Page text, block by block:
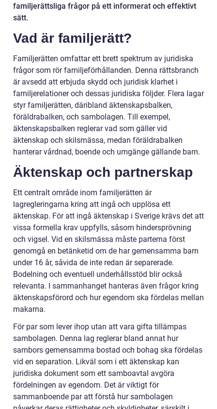
familjerättsliga frågor på ett informerat och effektivt
sätt.
Vad är familjerätt?
Familjerätten omfattar ett brett spektrum av juridiska
frågor som rör familjeförhållanden. Denna rättsbranch
är avsedd att erbjuda skydd och juridisk klarhet i
familjerelationer och dessas juridiska följder. Flera lagar
styr familjerätten, däribland äktenskapsbalken,
föräldrabalken, och sambolagen. Till exempel,
äktenskapsbalken reglerar vad som gäller vid
äktenskap och skilsmässa, medan föräldrabalken
hanterar vårdnad, boende och umgänge gällande barn.
Äktenskap och partnerskap
Ett centralt område inom familjerätten är
lagregleringarna kring att ingå och upplösa ett
äktenskap. För att ingå äktenskap i Sverige krävs det att
vissa formella krav uppfylls, såsom hindersprövning
och vigsel. Vid en skilsmässa måste parterna först
genomgå en betänketid om de har gemensamma barn
under 16 år, såvida de inte redan är separerade.
Bodelning och eventuell underhållsstöd blir också
relevanta. I sammanhanget hanteras även frågor kring
äktenskapsförord och hur egendom ska fördelas mellan
makarna.
För par som lever ihop utan att vara gifta tillämpas
sambolagen. Denna lag reglerar bland annat hur
sambors gemensamma bostad och bohag ska fördelas
vid en separation. Likväl som i ett äktenskap kan
juridiska dokument som ett samboavtal avgöra
fördelningen av egendom. Det är viktigt för
sammanboende par att förstå hur sambolagen